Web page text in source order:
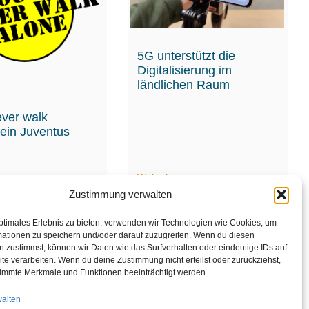
Zustimmung verwalten
Erlebnis zu bieten, verwenden wir Technologien wie Cookies, um
zu speichern und/oder darauf zuzugreifen. Wenn du diesen
zustimmst, können wir Daten wie das Surfverhalten oder eindeutige IDs auf
verarbeiten. Wenn du deine Zustimmung nicht erteilst oder zurückziehst,
Merkmale und Funktionen beeinträchtigt werden.
walk
Juventus
5G unterstützt die
Digitalisierung im
ländlichen Raum
Weiterlesen
1 2